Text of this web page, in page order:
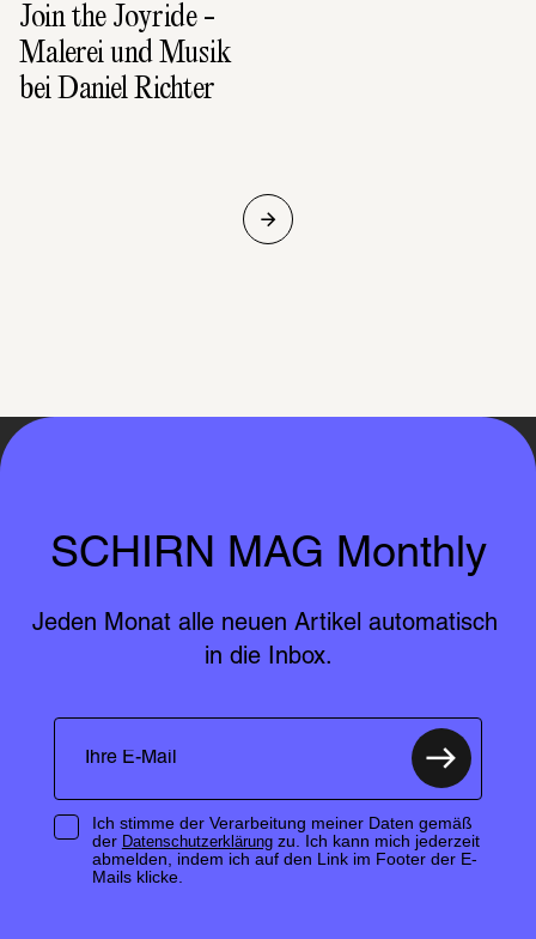
Join the Joyride -
Malerei und Musik
bei Daniel Richter
SCHIRN MAG Monthly
Jeden Monat alle neuen Artikel automatisch
in die Inbox.
Ich stimme der Verarbeitung meiner Daten gemäß
der Datenschutzerklärungzu. Ich kann mich jederzeit
abmelden, indem ich auf den Link im Footer der E-
Mails klicke.